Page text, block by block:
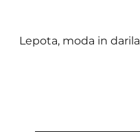
Lepota, moda in darila